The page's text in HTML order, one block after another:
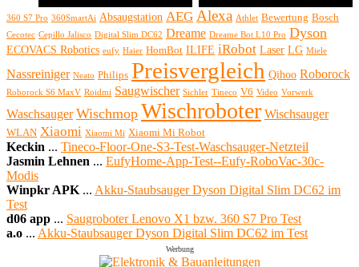
360 S7 Pro 360SmartAi Absaugstation AEG Alexa Athlet Bewertung Bosch
Cecotec Cepillo Jalisco Digital Slim DC62 Dreame Dreame Bot L10 Pro Dyson
ECOVACS Robotics eufy Haier HomBot ILIFE iRobot Laser LG Miele
Nassreiniger Neato Philips Preisvergleich Qihoo Roborock
Roborock S6 MaxV Roidmi Saugwischer Sichler Tineco V6 Video Vorwerk
Waschsauger Wischmop Wischroboter Wischsauger
WLAN Xiaomi Xiaomi Mi Xiaomi Mi Robot
Keckin ... Tineco-Floor-One-S3-Test-Waschsauger-Netzteil
Jasmin Lehnen ... EufyHome-App-Test--Eufy-RoboVac-30c-
Modis
Winpkr APK ... Akku-Staubsauger Dyson Digital Slim DC62 im
Test
d06 app ... Saugroboter Lenovo X1 bzw. 360 S7 Pro Test
a.o ... Akku-Staubsauger Dyson Digital Slim DC62 im Test
Werbung